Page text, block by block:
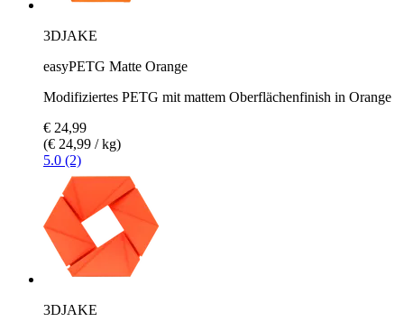
3DJAKE
easyPETG Matte Orange
Modifiziertes PETG mit mattem Oberflächenfinish in Orange
€ 24,99
(€ 24,99 / kg)
5.0 (2)
3DJAKE